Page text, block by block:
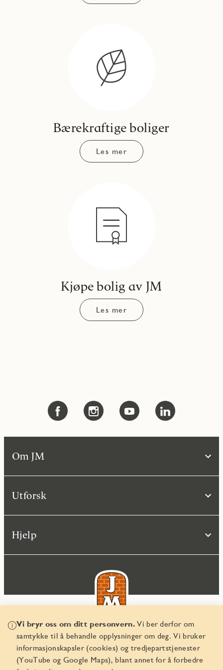
Bærekraftige boliger
Les mer
Kjøpe bolig av JM
Les mer
Vi bryr oss om ditt personvern.Vi ber derfor om
samtykke til å behandle opplysninger om deg. Vi bruker
informasjonskapsler (cookies) og tredjepartstjenester
(YouTube og Google Maps), blant annet for å forbedre
Om JM
Utforsk
Hjelp
© JM Norge AS 2026
Organisasjonsnummer 829 350 122